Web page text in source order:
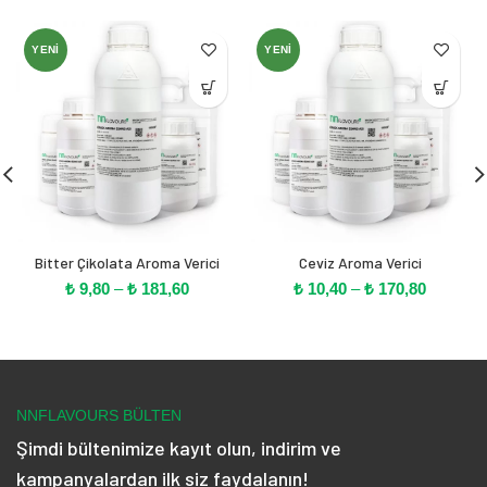
YENI
Bitter Çikolata Aroma Verici
₺ 9,80 –₺ 181,60Fiyat
YENI
Ceviz Aroma Verici
₺ 10,40 –₺ 170,80Fiyat
NNFLAVOURS BÜLTEN
Şimdi bültenimize kayıt olun, indirim ve
kampanyalardan ilk siz faydalanın!